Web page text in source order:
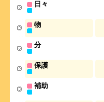
日々
物
分
保護
補助